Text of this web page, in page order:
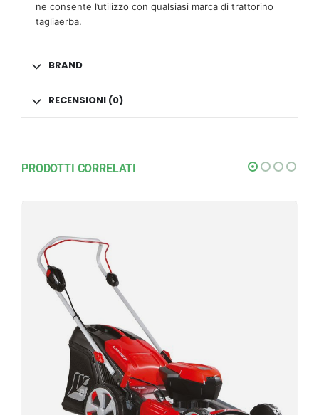
ne consente l’utilizzo con qualsiasi marca di trattorino
tagliaerba.
BRAND
RECENSIONI (0)
PRODOTTI CORRELATI